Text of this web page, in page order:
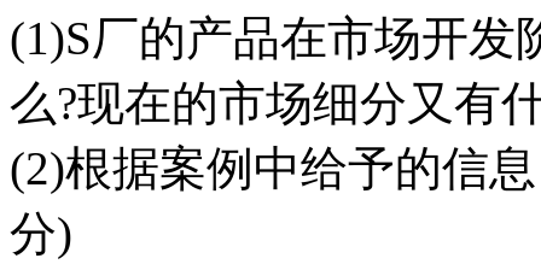
(1)S厂的产品在市场开
么?现在的市场细分又有
(2)根据案例中给予的信
分)